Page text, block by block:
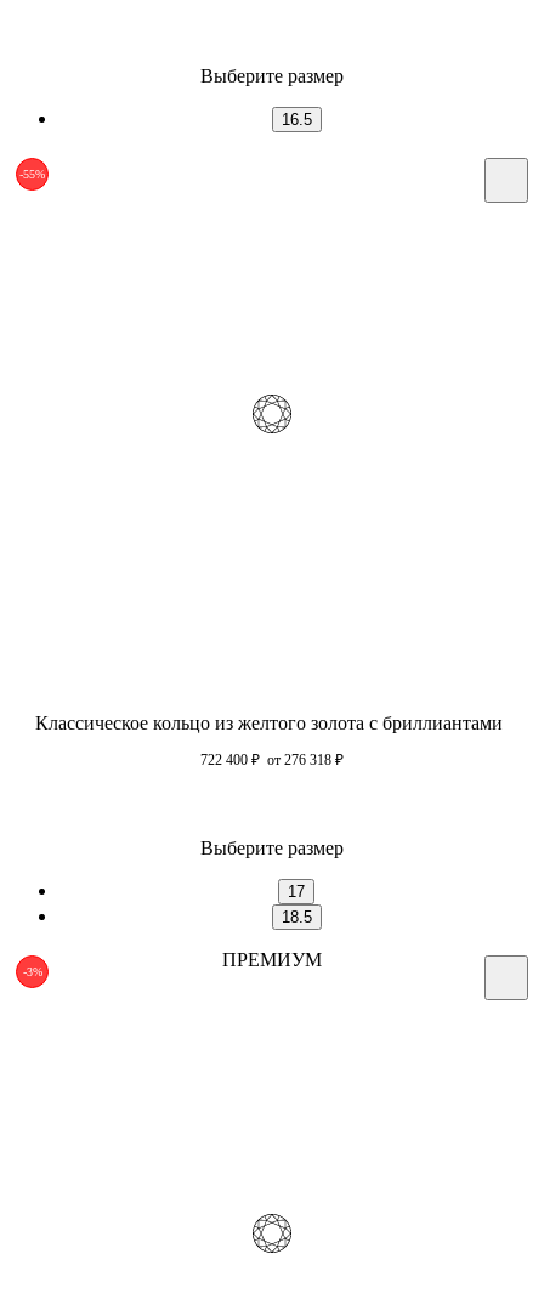
Выберите размер
16.5
-55%
Классическое кольцо из желтого золота с бриллиантами
722 400 ₽ от 276 318 ₽
Выберите размер
17
18.5
-3%
ПРЕМИУМ